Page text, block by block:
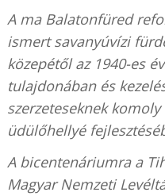
A ma Balatonfüred
ismert savanyúvízi
közepétől az 1940-es
tulajdonában és
szerzeteseknek
üdülőhellyé
A bicentenáriumra a
Magyar Nemzeti